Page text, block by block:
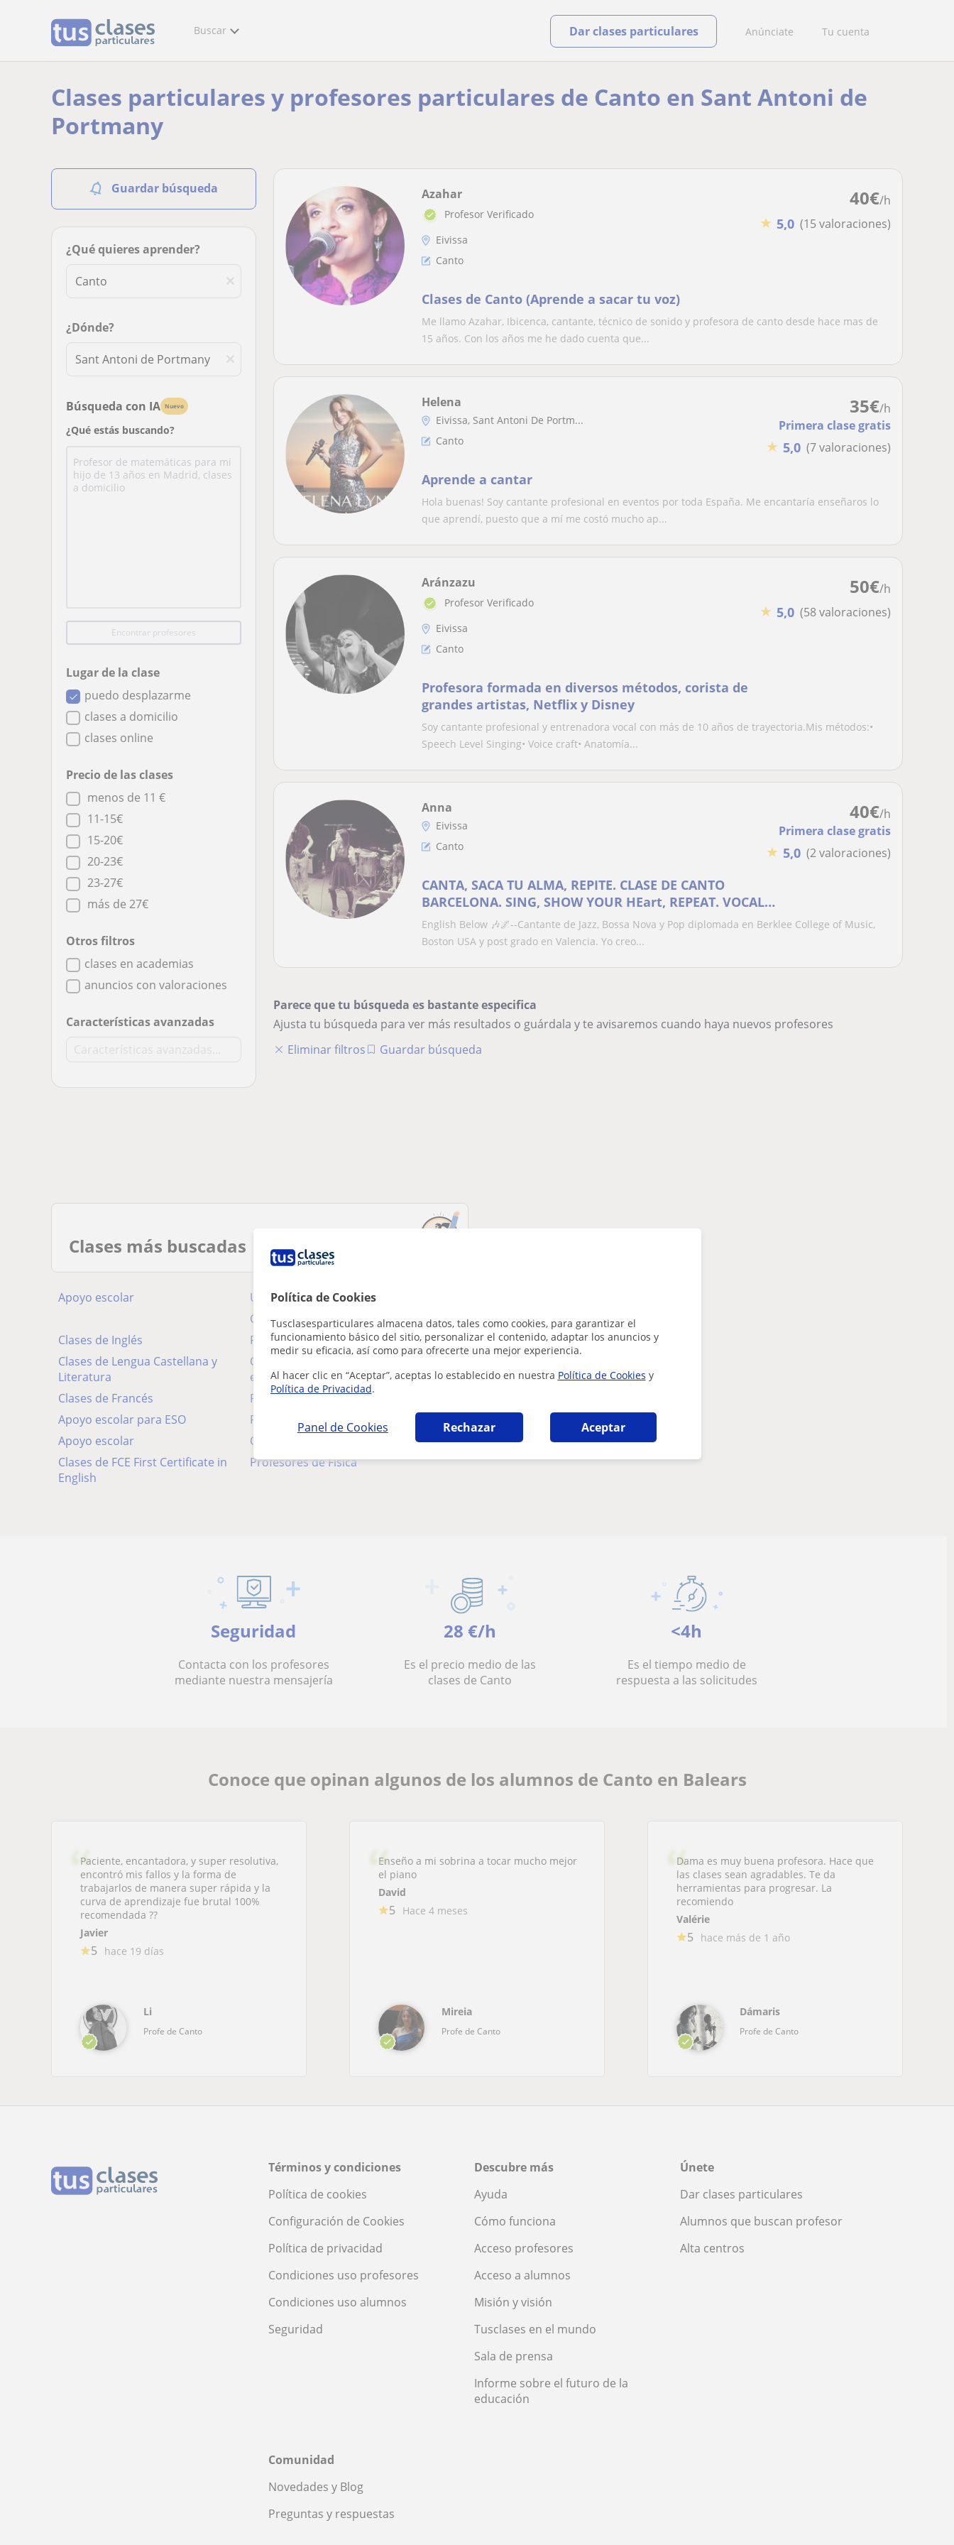
Política de Cookies
Tusclasesparticulares almacena datos, tales como cookies, para garantizar el
funcionamiento básico del sitio, personalizar el contenido, adaptar los anuncios y
medir su eficacia, así como para ofrecerte una mejor experiencia.
Al hacer clic en “Aceptar”, aceptas lo establecido en nuestra Política de Cookies y
Política de Privacidad.
Panel de Cookies Rechazar Aceptar
Buscar Anúnciate Tu cuenta
Dar clases particulares
Clases particulares y profesores particulares de Canto en Sant Antoni de
Portmany
Guardar búsqueda
¿Qué quieres aprender?
¿Dónde?
Búsqueda con IA Nuevo
¿Qué estás buscando?
Encontrar profesores
Lugar de la clase
puedo desplazarme
clases a domicilio
clases online
Precio de las clases
menos de 11 €
11-15€
15-20€
20-23€
23-27€
más de 27€
Otros filtros
clases en academias
anuncios con valoraciones
Características avanzadas
40€/h
★ 5,0 (15 valoraciones)
Azahar
Profesor Verificado
Eivissa
Canto
Clases de Canto (Aprende a sacar tu voz)
Me llamo Azahar, Ibicenca, cantante, técnico de sonido y profesora de canto desde hace mas de
15 años. Con los años me he dado cuenta que...
35€/h
Primera clase gratis
★ 5,0 (7 valoraciones)
Helena
Eivissa, Sant Antoni De Portm...
Canto
Aprende a cantar
Hola buenas! Soy cantante profesional en eventos por toda España. Me encantaría enseñaros lo
que aprendí, puesto que a mí me costó mucho ap...
50€/h
★ 5,0 (58 valoraciones)
Aránzazu
Profesor Verificado
Eivissa
Canto
Profesora formada en diversos métodos, corista de
grandes artistas, Netflix y Disney
Soy cantante profesional y entrenadora vocal con más de 10 años de trayectoria.Mis métodos:️•
Speech Level Singing️• Voice craft• Anatomía...
40€/h
Primera clase gratis
★ 5,0 (2 valoraciones)
Anna
Eivissa
Canto
CANTA, SACA TU ALMA, REPITE. CLASE DE CANTO
BARCELONA. SING, SHOW YOUR HEart, REPEAT. VOCAL
COACH BARCELONA
English Below 🎶🌌--Cantante de Jazz, Bossa Nova y Pop diplomada en Berklee College of Music,
Boston USA y post grado en Valencia. Yo creo...
Parece que tu búsqueda es bastante especifica
Ajusta tu búsqueda para ver más resultados o guárdala y te avisaremos cuando haya nuevos profesores
Eliminar filtros
Guardar búsqueda
Clases más buscadas
Apoyo escolar
Universidad
Clases de conversación
Clases de Inglés
Profesores de Matemáticas
Clases de Lengua Castellana y
Literatura
Clases de Español para
extranjeros
Clases de Francés
Profesores de Biología
Apoyo escolar para ESO
Profesores de Química
Apoyo escolar
Clases de FCE First Certificate in
English
Profesores de Física
Seguridad
Contacta con los profesores
mediante nuestra mensajería
28 €/h
Es el precio medio de las
clases de Canto
<4h
Es el tiempo medio de
respuesta a las solicitudes
Conoce que opinan algunos de los alumnos de Canto en Balears
Paciente, encantadora, y super resolutiva,
encontró mis fallos y la forma de
trabajarlos de manera super rápida y la
curva de aprendizaje fue brutal 100%
recomendada ??
Javier
5 hace 19 días
Li
Profe de Canto
Enseño a mi sobrina a tocar mucho mejor
el piano
David
5 Hace 4 meses
Mireia
Profe de Canto
Dama es muy buena profesora. Hace que
las clases sean agradables. Te da
herramientas para progresar. La
recomiendo
Valérie
5 hace más de 1 año
Dámaris
Profe de Canto
Términos y condiciones
Política de cookies
Configuración de Cookies
Política de privacidad
Condiciones uso profesores
Condiciones uso alumnos
Seguridad
Descubre más
Ayuda
Cómo funciona
Acceso profesores
Acceso a alumnos
Misión y visión
Tusclases en el mundo
Sala de prensa
Informe sobre el futuro de la
educación
Únete
Dar clases particulares
Alumnos que buscan profesor
Alta centros
Comunidad
Novedades y Blog
Preguntas y respuestas